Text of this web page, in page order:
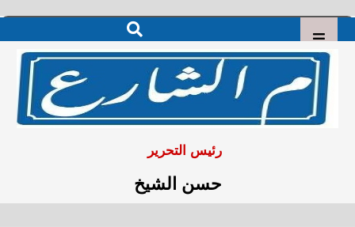
رئيس التحرير
حسن الشيخ